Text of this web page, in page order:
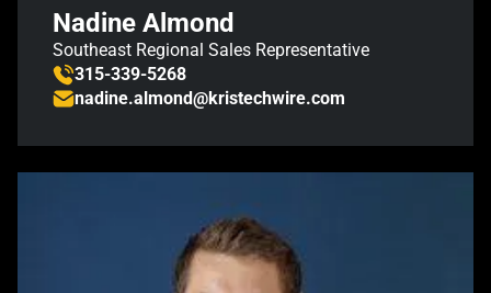
Nadine Almond
Southeast Regional Sales Representative
315-339-5268
nadine.almond@kristechwire.com